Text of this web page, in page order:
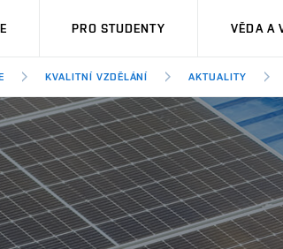
PRO STUDENTY VĚDA A
KVALITNÍ VZDĚLÁNÍ AKTUALITY